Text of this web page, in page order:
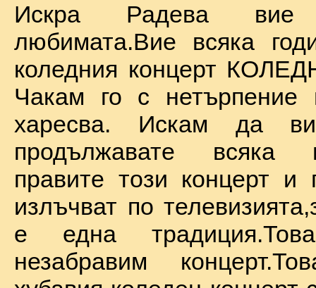
Искра Радева
любимата.Вие всяка
коледния концерт
Чакам го с
харесва. Искам да
продължавате всяка
правите този концерт и
излъчват по
е една
незабравим